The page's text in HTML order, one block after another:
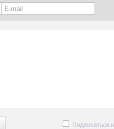
Подписаться